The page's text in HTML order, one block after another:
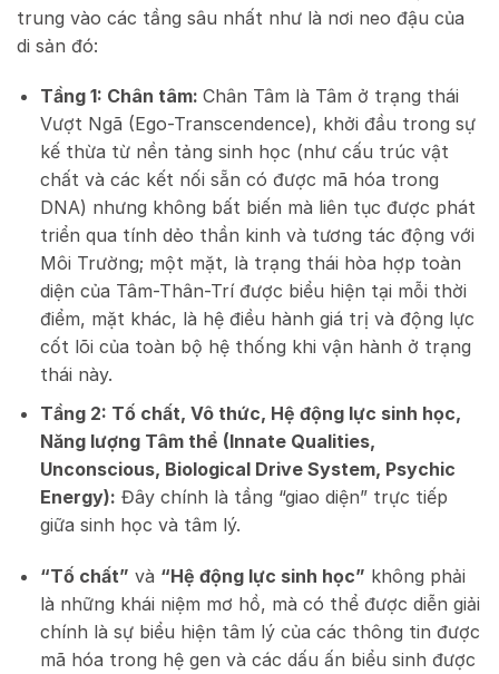
trung vào các tầng sâu nhất như là nơi neo đậu của
di sản đó:
Tầng 1: Chân tâm: Chân Tâm là Tâm ở trạng thái
Vượt Ngã (Ego-Transcendence), khởi đầu trong sự
kế thừa từ nền tảng sinh học (như cấu trúc vật
chất và các kết nối sẵn có được mã hóa trong
DNA) nhưng không bất biến mà liên tục được phát
triển qua tính dẻo thần kinh và tương tác động với
Môi Trường; một mặt, là trạng thái hòa hợp toàn
diện của Tâm-Thân-Trí được biểu hiện tại mỗi thời
điểm, mặt khác, là hệ điều hành giá trị và động lực
cốt lõi của toàn bộ hệ thống khi vận hành ở trạng
thái này.
Tầng 2: Tố chất, Vô thức, Hệ động lực sinh học,
Năng lượng Tâm thể (Innate Qualities,
Unconscious, Biological Drive System, Psychic
Energy): Đây chính là tầng “giao diện” trực tiếp
giữa sinh học và tâm lý.
“Tố chất” và “Hệ động lực sinh học” không phải
là những khái niệm mơ hồ, mà có thể được diễn giải
chính là sự biểu hiện tâm lý của các thông tin được
mã hóa trong hệ gen và các dấu ấn biểu sinh được